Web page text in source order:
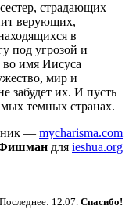
страдающих
верующих,
в
под угрозой и
во имя Иисуса
мир и
забудет их. И пусть
темных странах.
— mycharisma.com
для ieshua.org
Последнее: 12.07. Спасибо!